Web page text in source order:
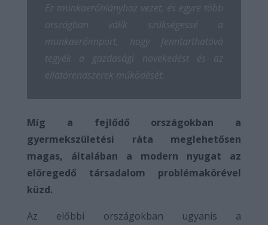
Ez munkaerőhiányhoz vezet, és egyre több
országban válik szükségessé a
munkaerőimport, hogy fenntarthatóvá
tegyék a gazdasági növekedést és az
ellátórendszerek működését.
Míg a fejlődő országokban a
gyermekszületési ráta meglehetősen
magas, általában a modern nyugat az
elöregedő társadalom problémakörével
küzd.
Az előbbi országokban ugyanis a